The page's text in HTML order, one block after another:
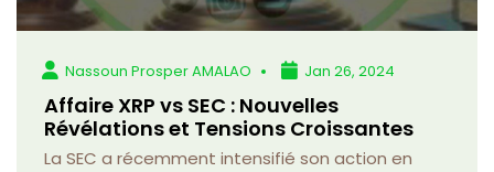
Nassoun Prosper AMALAO Jan 26, 2024
Affaire XRP vs SEC : Nouvelles
Révélations et Tensions Croissantes
La SEC a récemment intensifié son action en